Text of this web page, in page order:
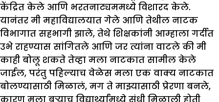
केंद्रित केले आणि भरतनाट्यममध्ये विशारद केले.
यानंतर मी महाविद्यालयात गेले आणि तेथील नाटक
विभागात सहभागी झाले, तेथे शिक्षकांनी आम्हाला गर्दीत
उभे राहण्यास सांगितले आणि जर त्यांना वाटले की मी
काही बोलू शकते तेव्हा मला नाटकात सामील केले
जाईल, परंतु पहिल्याच वेळेस मला एक वाक्य नाटकात
बोलण्यासाठी मिळालं, मग ते माझ्यासाठी प्रेरणा बनले,
कारण मला बऱ्याच विद्यार्थ्यांमध्ये संधी मिळाली होती